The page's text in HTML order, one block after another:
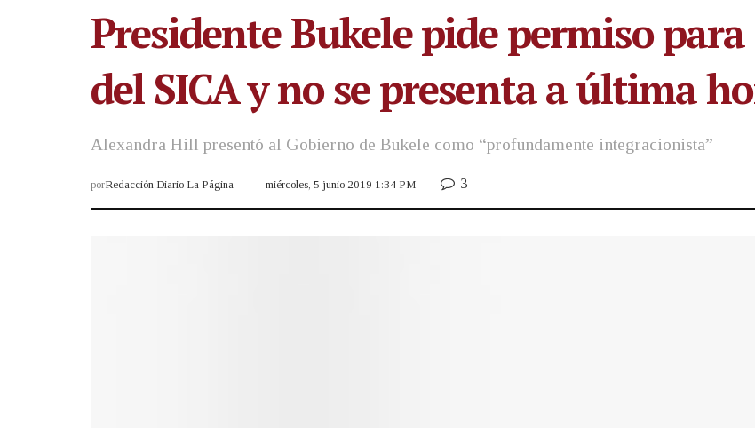
Presidente Bukele pide permiso
del SICA y no se presenta a última
Alexandra Hill presentó al Gobierno de Bukele como “profundamente integracionista”
porRedacción Diario La Página miércoles, 5 junio 2019 1:34 PM 3